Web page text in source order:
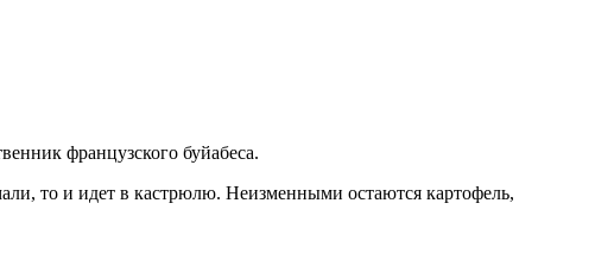
французского буйабеса.
то и идет в кастрюлю. Неизменными остаются картофель,